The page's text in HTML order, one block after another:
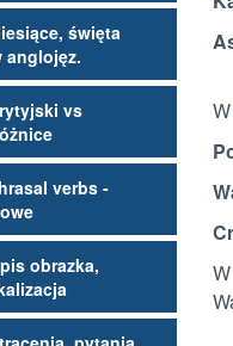
święta
anglojęz.
vs
verbs -
obrazka,